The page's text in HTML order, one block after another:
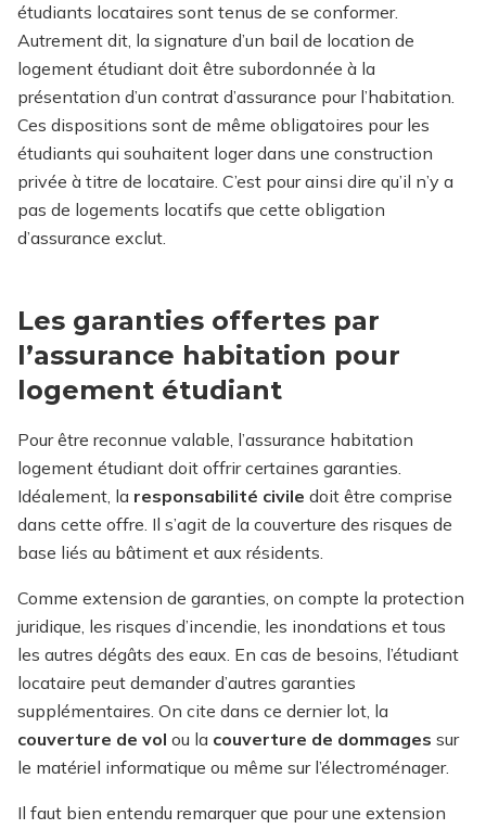
étudiants locataires sont tenus de se conformer.
Autrement dit, la signature d’un bail de location de
logement étudiant doit être subordonnée à la
présentation d’un contrat d’assurance pour l’habitation.
Ces dispositions sont de même obligatoires pour les
étudiants qui souhaitent loger dans une construction
privée à titre de locataire. C’est pour ainsi dire qu’il n’y a
pas de logements locatifs que cette obligation
d’assurance exclut.
Les garanties offertes par
l’assurance habitation pour
logement étudiant
Pour être reconnue valable, l’assurance habitation
logement étudiant doit offrir certaines garanties.
Idéalement, la responsabilité civile doit être comprise
dans cette offre. Il s’agit de la couverture des risques de
base liés au bâtiment et aux résidents.
Comme extension de garanties, on compte la protection
juridique, les risques d’incendie, les inondations et tous
les autres dégâts des eaux. En cas de besoins, l’étudiant
locataire peut demander d’autres garanties
supplémentaires. On cite dans ce dernier lot, la
couverture de vol ou la couverture de dommages sur
le matériel informatique ou même sur l’électroménager.
Il faut bien entendu remarquer que pour une extension